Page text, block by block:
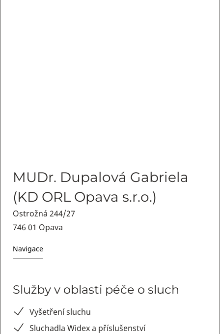
MUDr. Dupalová Gabriela
(KD ORL Opava s.r.o.)
Ostrožná 244/27
746 01 Opava
Navigace
Služby v oblasti péče o sluch
Vyšetření sluchu
Sluchadla Widex a příslušenství